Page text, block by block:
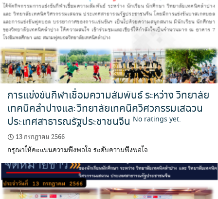
การแข่งขันกีฬาเชื่อมความสัมพันธ์ ระหว่าง วิทยาลัย
เทคนิคลำปางและวิทยาลัยเทคนิควิศวกรรมเสฉวน
ประเทศสาธารณรัฐประชาชนจีน No ratings yet.
13 กรกฎาคม 2566
กรุณาให้คะแนนความพึงพอใจ ระดับความพึงพอใจ